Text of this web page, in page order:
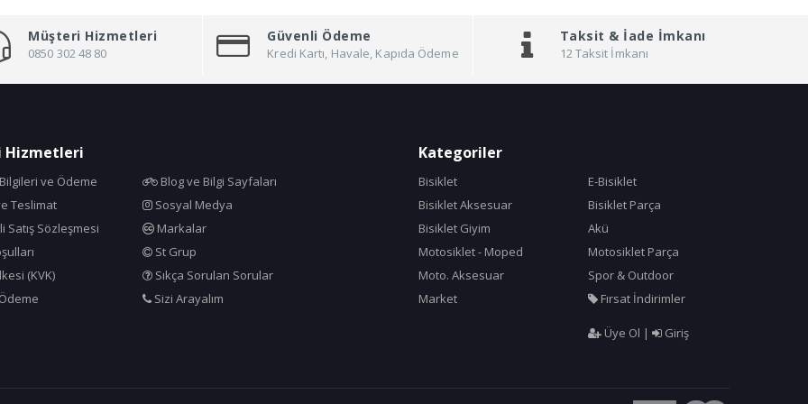
Müşteri Hizmetleri
0850 302 48 80
Güvenli Ödeme
Kredi Kartı, Havale, Kapıda Ödeme
Taksit & İade İmkanı
12 Taksit İmkanı
Hizmetleri
ve Ödeme
Teslimat
Satış Sözleşmesi
(KVK)
Blog ve Bilgi Sayfaları
Sosyal Medya
Markalar
St Grup
Sıkça Sorulan Sorular
Sizi Arayalım
Kategoriler
Bisiklet
Bisiklet Aksesuar
Bisiklet Giyim
Motosiklet - Moped
Moto. Aksesuar
Market
E-Bisiklet
Bisiklet Parça
Akü
Motosiklet Parça
Spor & Outdoor
Fırsat İndirimler
Üye Ol | Giriş